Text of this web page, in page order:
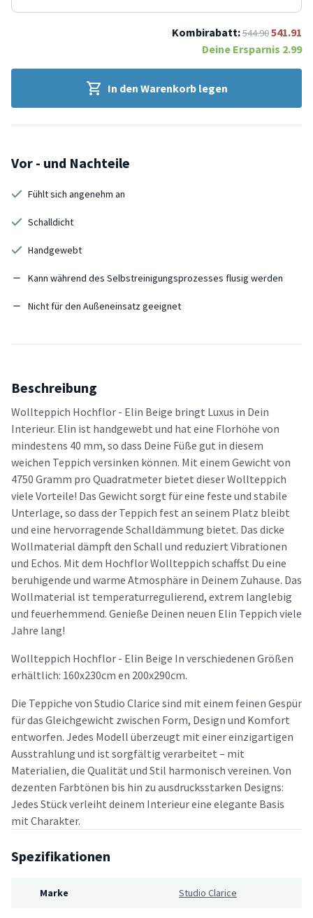
Kombirabatt:544.90541.91
Deine Ersparnis 2.99
In den Warenkorb legen
Vor - und Nachteile
Fühlt sich angenehm an
Schalldicht
Handgewebt
Kann während des Selbstreinigungsprozesses flusig werden
Nicht für den Außeneinsatz geeignet
Beschreibung
Wollteppich Hochflor - Elin Beige bringt Luxus in Dein
Interieur. Elin ist handgewebt und hat eine Florhöhe von
mindestens 40 mm, so dass Deine Füße gut in diesem
weichen Teppich versinken können. Mit einem Gewicht von
4750 Gramm pro Quadratmeter bietet dieser Wollteppich
viele Vorteile! Das Gewicht sorgt für eine feste und stabile
Unterlage, so dass der Teppich fest an seinem Platz bleibt
und eine hervorragende Schalldämmung bietet. Das dicke
Wollmaterial dämpft den Schall und reduziert Vibrationen
und Echos. Mit dem Hochflor Wollteppich schaffst Du eine
beruhigende und warme Atmosphäre in Deinem Zuhause. Das
Wollmaterial ist temperaturregulierend, extrem langlebig
und feuerhemmend. Genieße Deinen neuen Elin Teppich viele
Jahre lang!
Wollteppich Hochflor - Elin Beige In verschiedenen Größen
erhältlich: 160x230cm en 200x290cm.
Die Teppiche von Studio Clarice sind mit einem feinen Gespür
für das Gleichgewicht zwischen Form, Design und Komfort
entworfen. Jedes Modell überzeugt mit einer einzigartigen
Ausstrahlung und ist sorgfältig verarbeitet – mit
Materialien, die Qualität und Stil harmonisch vereinen. Von
dezenten Farbtönen bis hin zu ausdrucksstarken Designs:
Jedes Stück verleiht deinem Interieur eine elegante Basis
mit Charakter.
Spezifikationen
Marke Studio Clarice